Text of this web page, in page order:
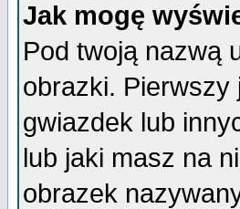
Jak mogę
Pod twoją nazwą
obrazki. Pierwszy
gwiazdek lub
lub jaki masz na
obrazek